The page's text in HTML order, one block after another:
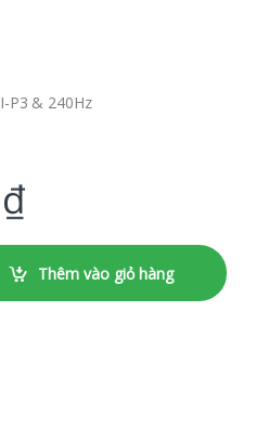
P3 & 240Hz
₫
466VN/CPU i7-14650HX/RAM
Thêm vào giỏ hàng